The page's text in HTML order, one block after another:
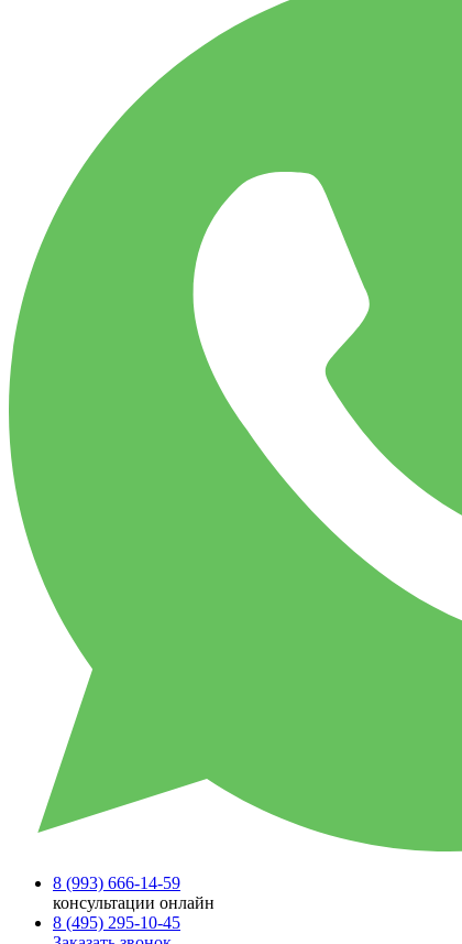
8 (993) 666-14-59
консультации онлайн
8 (495) 295-10-45